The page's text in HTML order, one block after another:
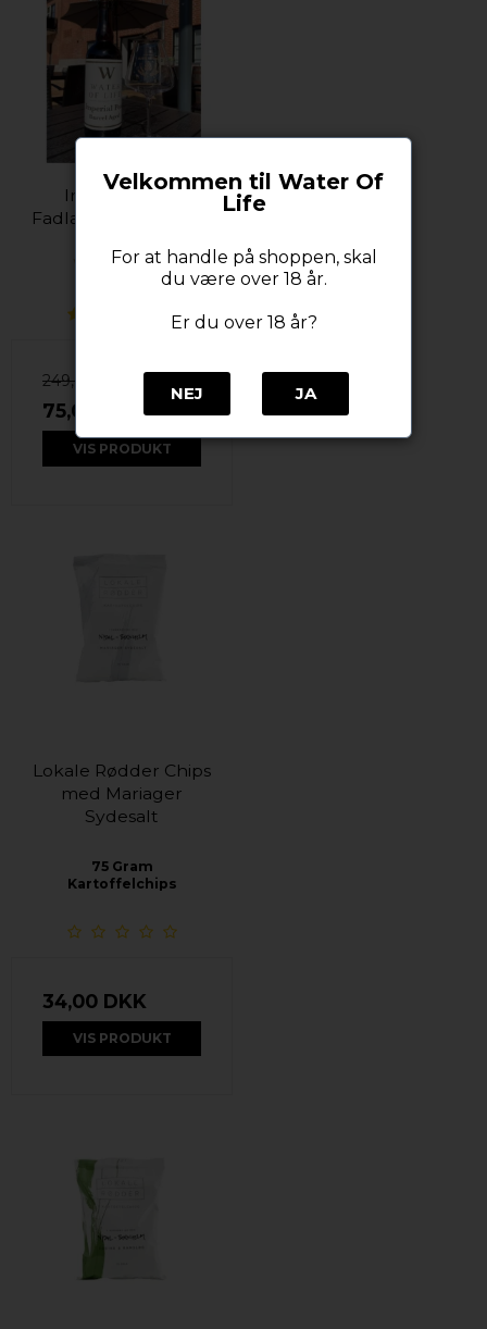
Imperial Peat
Fadlagret Øl 10% alc.
Water of Life
249,00 DKK
75,00 DKK
VIS PRODUKT
Lokale Rødder Chips
med Mariager
Sydesalt
75 Gram
Kartoffelchips
34,00 DKK
VIS PRODUKT
Velkommen til Water Of
Life
For at handle på shoppen, skal
du være over 18 år.
Er du over 18 år?
NEJ JA